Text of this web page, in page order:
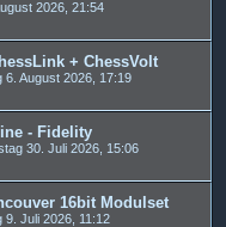
2026, 21:54
+ ChessVolt
6. August 2026, 17:19
- Fidelity
30. Juli 2026, 15:06
16bit Modulset
9. Juli 2026, 11:12